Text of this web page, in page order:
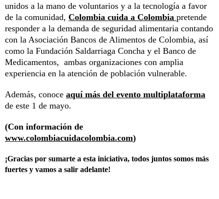
unidos a la mano de voluntarios y a la tecnología a favor
de la comunidad, Colombia cuida a Colombia pretende
responder a la demanda de seguridad alimentaria contando
con la Asociación Bancos de Alimentos de Colombia, así
como la Fundación Saldarriaga Concha y el Banco de
Medicamentos, ambas organizaciones con amplia
experiencia en la atención de población vulnerable.
Además, conoce aquí más del evento multiplataforma
de este 1 de mayo.
(Con información de
www.colombiacuidacolombia.com)
¡Gracias por sumarte a esta iniciativa, todos juntos somos más
fuertes y vamos a salir adelante!